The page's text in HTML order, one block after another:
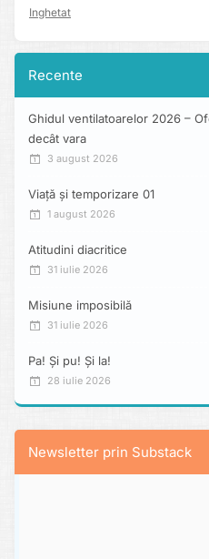
Inghetat
Recente
Ghidul ventilatoarelor 2026 –
decât vara
3 august 2026
Viață și temporizare 01
1 august 2026
Atitudini diacritice
31 iulie 2026
Misiune imposibilă
31 iulie 2026
Pa! Și pu! Și la!
28 iulie 2026
Newsletter prin Substack